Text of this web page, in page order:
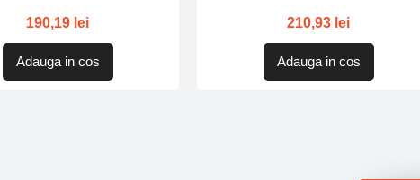
190,19 lei
Adauga in cos
210,93 lei
Adauga in cos